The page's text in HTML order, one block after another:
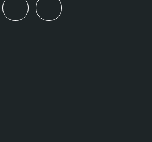
bluesky mastodon